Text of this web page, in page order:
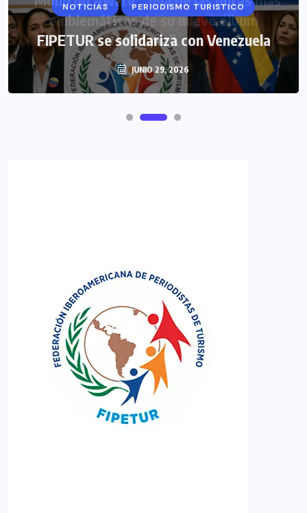
NOTICIAS PERIODISMO TURISTICO
FIPETUR se solidariza con Venezuela
JUNIO 29, 2026